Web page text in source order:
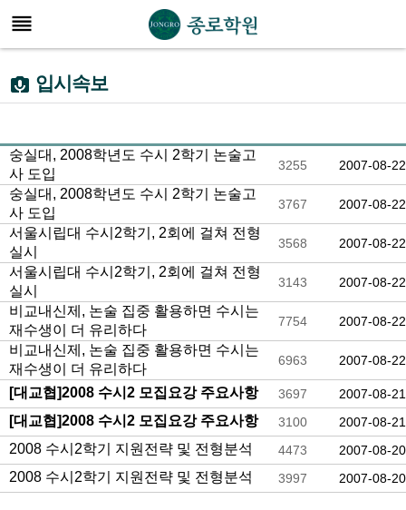

 입시속보
숭실대, 2008학년도 수시 2학기 논술고
사 도입
3255 2007-08-22
숭실대, 2008학년도 수시 2학기 논술고
사 도입
3767 2007-08-22
서울시립대 수시2학기, 2회에 걸쳐 전형
실시
3568 2007-08-22
서울시립대 수시2학기, 2회에 걸쳐 전형
실시
3143 2007-08-22
비교내신제, 논술 집중 활용하면 수시는
재수생이 더 유리하다
7754 2007-08-22
비교내신제, 논술 집중 활용하면 수시는
재수생이 더 유리하다
6963 2007-08-22
[대교협]2008 수시2 모집요강 주요사항 3697 2007-08-21
[대교협]2008 수시2 모집요강 주요사항 3100 2007-08-21
2008 수시2학기 지원전략 및 전형분석 4473 2007-08-20
2008 수시2학기 지원전략 및 전형분석 3997 2007-08-20